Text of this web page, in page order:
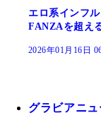
エロ系インフ
FANZAを超え
2026年01月16日
グラビアニ